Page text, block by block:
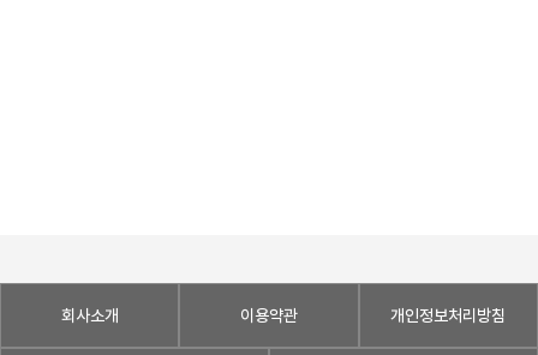
회사소개 이용약관 개인정보처리방침